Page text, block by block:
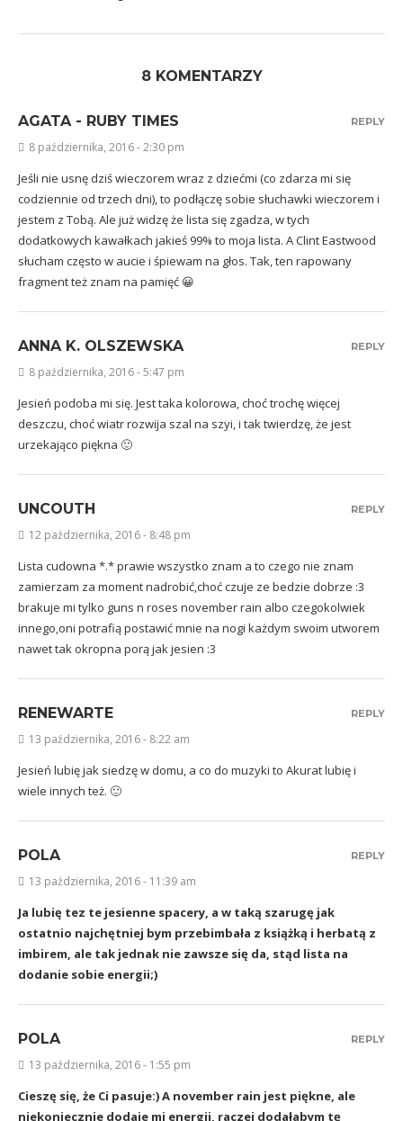
8 KOMENTARZY
AGATA - RUBY TIMES
8 października, 2016 - 2:30 pm
Jeśli nie usnę dziś wieczorem wraz z dziećmi (co zdarza mi się
codziennie od trzech dni), to podłączę sobie słuchawki wieczorem i
jestem z Tobą. Ale już widzę że lista się zgadza, w tych
dodatkowych kawałkach jakieś 99% to moja lista. A Clint Eastwood
słucham często w aucie i śpiewam na głos. Tak, ten rapowany
fragment też znam na pamięć 😀
REPLY
ANNA K. OLSZEWSKA
8 października, 2016 - 5:47 pm
Jesień podoba mi się. Jest taka kolorowa, choć trochę więcej
deszczu, choć wiatr rozwija szal na szyi, i tak twierdzę, że jest
urzekająco piękna 🙂
REPLY
UNCOUTH
12 października, 2016 - 8:48 pm
Lista cudowna *.* prawie wszystko znam a to czego nie znam
zamierzam za moment nadrobić,choć czuje ze bedzie dobrze :3
brakuje mi tylko guns n roses november rain albo czegokolwiek
innego,oni potrafią postawić mnie na nogi każdym swoim utworem
nawet tak okropna porą jak jesien :3
REPLY
RENEWARTE
13 października, 2016 - 8:22 am
Jesień lubię jak siedzę w domu, a co do muzyki to Akurat lubię i
wiele innych też. 🙂
REPLY
POLA
13 października, 2016 - 11:39 am
Ja lubię tez te jesienne spacery, a w taką szarugę jak
ostatnio najchętniej bym przebimbała z książką i herbatą z
imbirem, ale tak jednak nie zawsze się da, stąd lista na
dodanie sobie energii;)
REPLY
POLA
13 października, 2016 - 1:55 pm
Cieszę się, że Ci pasuje:) A november rain jest piękne, ale
niekoniecznie dodaje mi energii, raczej dodałabym tę
REPLY